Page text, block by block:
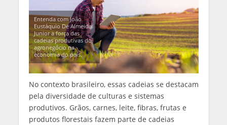
Entenda com João
Eustáquio De Almeida
Junior a força das
cadeias produtivas do
agronegócio na
economia do país.
No contexto brasileiro, essas cadeias se destacam
pela diversidade de culturas e sistemas
produtivos. Grãos, carnes, leite, fibras, frutas e
produtos florestais fazem parte de cadeias